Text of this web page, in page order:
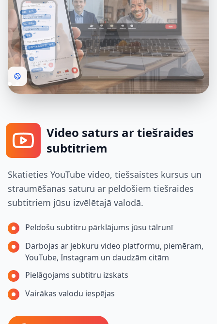
Video saturs ar tiešraides
subtitriem
Skatieties YouTube video, tiešsaistes kursus un
straumēšanas saturu ar peldošiem tiešraides
subtitriem jūsu izvēlētajā valodā.
Peldošu subtitru pārklājums jūsu tālrunī
Darbojas ar jebkuru video platformu, piemēram,
YouTube, Instagram un daudzām citām
Pielāgojams subtitru izskats
Vairākas valodu iespējas